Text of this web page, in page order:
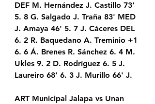
DEF M. Hernández J. Castillo 73'
5. 8 G. Salgado J. Traña 83' MED
J. Amaya 46' 5. 7 J. Cáceres DEL
6. 2 R. Baquedano A. Treminio +1
6. 6 Á. Brenes R. Sánchez 6. 4 M.
Ukles 9. 2 D. Rodríguez 6. 5 J.
Laureiro 68' 6. 3 J. Murillo 66' J.
ART Municipal Jalapa vs Unan